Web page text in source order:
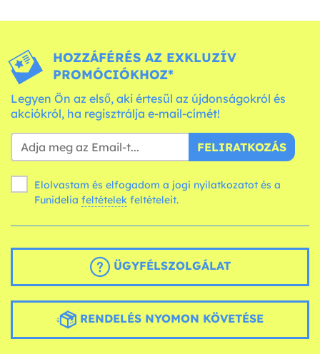
HOZZÁFÉRÉS AZ EXKLUZÍV
PROMÓCIÓKHOZ*
Legyen Ön az első, aki értesül az újdonságokról és
akciókról, ha regisztrálja e-mail-címét!
FELIRATKOZÁS
Elolvastam és elfogadom a jogi nyilatkozatot és a
Funidelia feltételek feltételeit.
ÜGYFÉLSZOLGÁLAT
RENDELÉS NYOMON KÖVETÉSE